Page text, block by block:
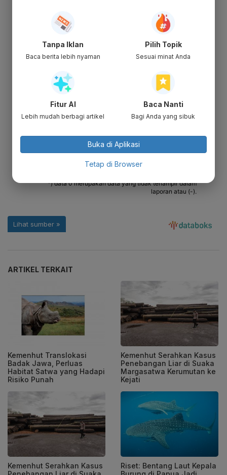
ARTIKEL TERKAIT
Kemenhut Translokasi
Badak Jawa, Perluas
Habitat Satwa yang Hadapi
Risiko Punah
Kemenhut Serahkan Kasus
Penebangan Liar di Suaka
Margasatwa Kerumutan ke
Kejati
Kemenhut Serahkan Kasus
Riset: Bentang Laut Kepala
Tanpa Iklan
Baca berita lebih nyaman
Pilih Topik
Sesuai minat Anda
Fitur AI
Lebih mudah berbagi artikel
Baca Nanti
Bagi Anda yang sibuk
Buka di Aplikasi
Tetap di Browser